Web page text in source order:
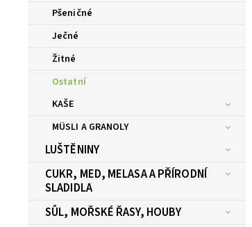
Pšeničné
Ječné
Žitné
Ostatní
KAŠE
MÜSLI A GRANOLY
LUŠTĚNINY
CUKR, MED, MELASA A PŘÍRODNÍ
SLADIDLA
SŮL, MOŘSKÉ ŘASY, HOUBY